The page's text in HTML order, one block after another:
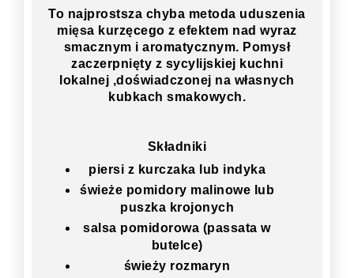
To najprostsza chyba metoda uduszenia
mięsa kurzęcego z efektem nad wyraz
smacznym i aromatycznym. Pomysł
zaczerpnięty z sycylijskiej kuchni
lokalnej ,doświadczonej na własnych
kubkach smakowych.
Składniki
piersi z kurczaka lub indyka
świeże pomidory malinowe lub
puszka krojonych
salsa pomidorowa (passata w
butelce)
świeży rozmaryn